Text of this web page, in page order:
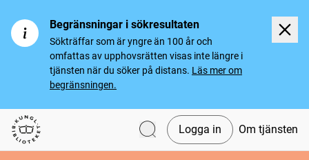
Begränsningar i sökresultaten
Sökträffar som är yngre än 100 år och
omfattas av upphovsrätten visas inte längre i
tjänsten när du söker på distans. Läs mer om
begränsningen.
Svenska tidningar
Logga in Om tjänsten